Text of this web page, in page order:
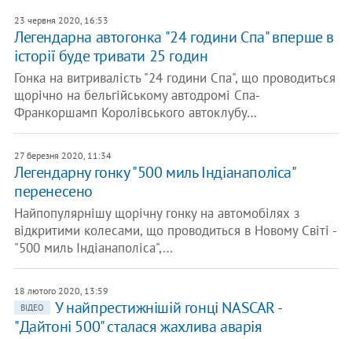
23 червня 2020, 16:53
Легендарна автогонка "24 години Спа" вперше в
історії буде тривати 25 годин
Гонка на витривалість "24 години Спа", що проводиться
щорічно на бельгійському автодромі Спа-
Франкоршамп Королівського автоклубу…
27 березня 2020, 11:34
Легендарну гонку "500 миль Індіанаполіса"
перенесено
Найпопулярнішу щорічну гонку на автомобілях з
відкритими колесами, що проводиться в Новому Світі -
"500 миль Індіанаполіса",…
18 лютого 2020, 13:59
ВІДЕО
У найпрестижнішій гонці NASCAR -
"Дайтоні 500" сталася жахлива аварія